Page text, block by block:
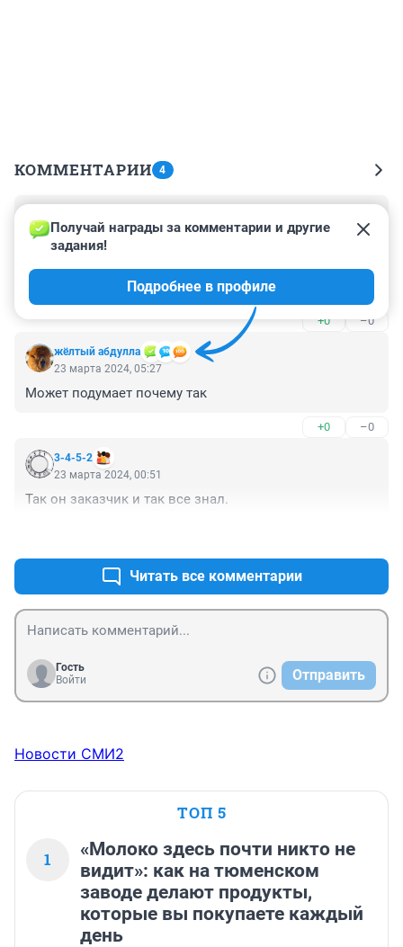
КОММЕНТАРИИ 4
23 марта 2024, 11:26
Он, вероятно, как обычно, загасится на несколько
дней, что бы не ассоциироваться с негативной
+0 –0
жёлтый абдулла
Получай награды за комментарии и другие
задания!
Подробнее в профиле
23 марта 2024, 05:27
Может подумает почему так
+0 –0
3-4-5-2
23 марта 2024, 00:51
Так он заказчик и так все знал.
Читать все комментарии
Гость
Войти
Отправить
Новости СМИ2
ТОП 5
1
«Молоко здесь почти никто не
видит»: как на тюменском
заводе делают продукты,
которые вы покупаете каждый
день